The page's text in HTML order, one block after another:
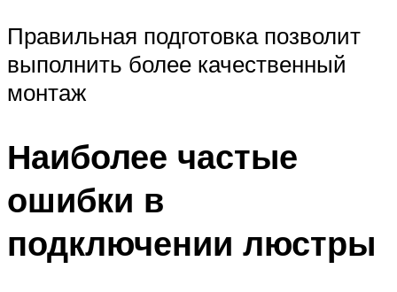
Правильная подготовка позволит
выполнить более качественный
монтаж
Наиболее частые
ошибки в
подключении люстры